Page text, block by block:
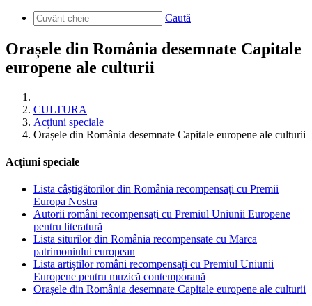
Caută
Orașele din România desemnate Capitale
europene ale culturii
CULTURA
Acțiuni speciale
Orașele din România desemnate Capitale europene ale culturii
Acțiuni speciale
Lista câștigătorilor din România recompensați cu Premii
Europa Nostra
Autorii români recompensați cu Premiul Uniunii Europene
pentru literatură
Lista siturilor din România recompensate cu Marca
patrimoniului european
Lista artiștilor români recompensați cu Premiul Uniunii
Europene pentru muzică contemporană
Orașele din România desemnate Capitale europene ale culturii